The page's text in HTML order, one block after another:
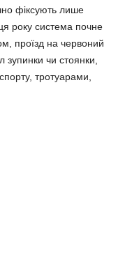
фіксують лише
року система почне
проїзд на червоний
зупинки чи стоянки,
тротуарами,